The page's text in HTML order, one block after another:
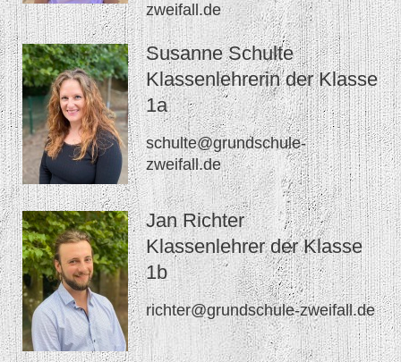
zweifall.de
Susanne Schulte
Klassenlehrerin der Klasse
1a
schulte@grundschule-
zweifall.de
Jan Richter
Klassenlehrer der Klasse
1b
richter@grundschule-zweifall.de